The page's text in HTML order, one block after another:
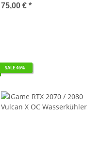
75,00 € *
SALE 46%